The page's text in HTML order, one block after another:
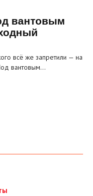
вантовым
всё же запретили — на
вантовым…